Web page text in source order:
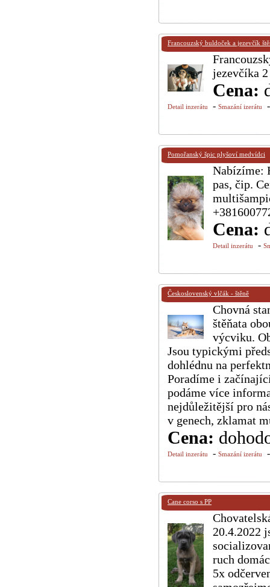
Francouzský buldoček a jezevčík
jezevčíka
Cena:
Detail inzerátu - Smazání izerátu
Pomořanský špic plyšoví medvídci
Nabízíme:
pas, čip.
Cena:
Detail inzerátu -
Československý vlčák - štěně
Chovná
štěňata
výcviku.
Jsou typickými
dohlédnu na
Poradíme i
podáme více
nejdůležitější pro
v genech, zklamat
Cena:
Detail inzerátu - Smazání izerátu
Cane corso s PP
20.4.2022
ruch
5x